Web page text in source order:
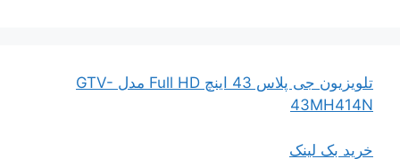
تلویزیون جی پلاس 43 اینچ Full HD مدل GTV-
43MH414N
خرید بک لینک